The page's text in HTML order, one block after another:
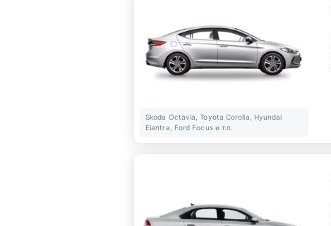
Skoda Octavia, Toyota Corolla, Hyundai
Elantra, Ford Focus и т.п.